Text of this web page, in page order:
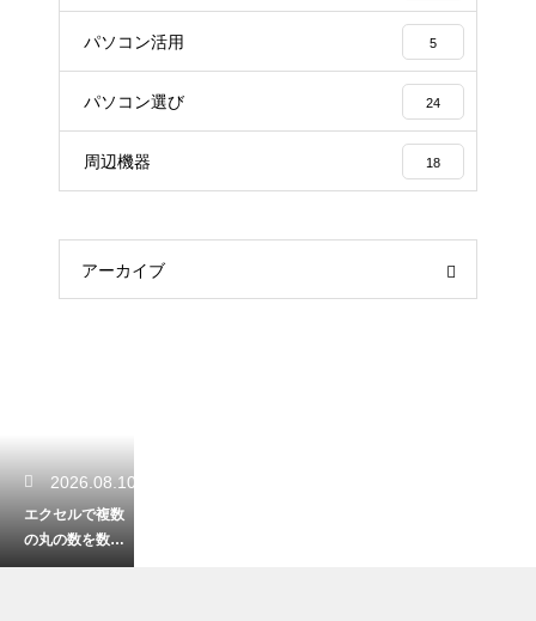
パソコン活用 5
パソコン選び 24
周辺機器 18
アーカイブ
2026.08.10
エクセルで複数
の丸の数を数え
る！特定の記号